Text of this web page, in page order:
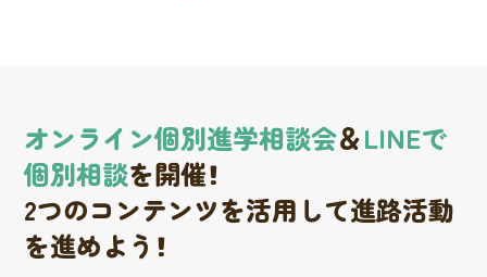
オンライン個別進学相談会＆LINEで
個別相談を開催！
2つのコンテンツを活用して進路活動
を進めよう！